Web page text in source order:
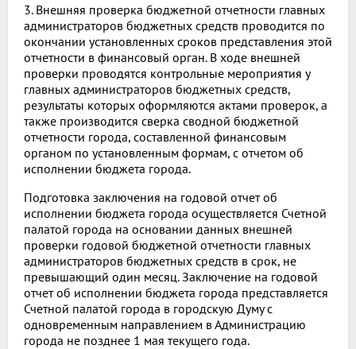
3. Внешняя проверка бюджетной отчетности главных
администраторов бюджетных средств проводится по
окончании установленных сроков представления этой
отчетности в финансовый орган. В ходе внешней
проверки проводятся контрольные мероприятия у
главных администраторов бюджетных средств,
результаты которых оформляются актами проверок, а
также производится сверка сводной бюджетной
отчетности города, составленной финансовым
органом по установленным формам, с отчетом об
исполнении бюджета города.
Подготовка заключения на годовой отчет об
исполнении бюджета города осуществляется Счетной
палатой города на основании данных внешней
проверки годовой бюджетной отчетности главных
администраторов бюджетных средств в срок, не
превышающий один месяц. Заключение на годовой
отчет об исполнении бюджета города представляется
Счетной палатой города в городскую Думу с
одновременным направлением в Администрацию
города не позднее 1 мая текущего года.